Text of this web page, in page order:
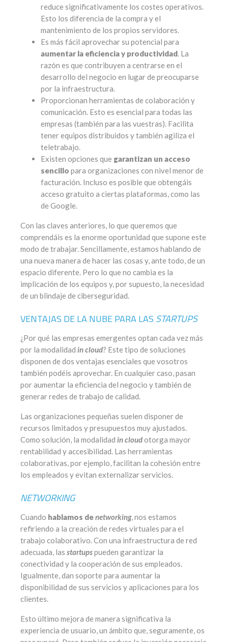
reduce significativamente los costes operativos.
Esto los diferencia de la compra y el
mantenimiento de los propios servidores.
Es más fácil aprovechar su potencial para
aumentar la eficiencia y productividad. La
razón es que contribuyen a centrarse en el
desarrollo del negocio en lugar de preocuparse
por la infraestructura.
Proporcionan herramientas de colaboración y
comunicación. Esto es esencial para todas las
empresas (también para las vuestras). Facilita
tener equipos distribuidos y también agiliza el
teletrabajo.
Existen opciones que garantizan un acceso
sencillo para organizaciones con nivel menor de
facturación. Incluso es posible que obtengáis
acceso gratuito a ciertas plataformas, como las
de Google.
Con las claves anteriores, lo que queremos que
comprendáis es la enorme oportunidad que supone este
modo de trabajar. Sencillamente, estamos hablando de
una nueva manera de hacer las cosas y, ante todo, de un
espacio diferente. Pero lo que no cambia es la
implicación de los equipos y, por supuesto, la necesidad
de un blindaje de ciberseguridad.
VENTAJAS DE LA NUBE PARA LAS STARTUPS
¿Por qué las empresas emergentes optan cada vez más
por la modalidad in cloud? Este tipo de soluciones
disponen de dos ventajas esenciales que vosotros
también podéis aprovechar. En cualquier caso, pasan
por aumentar la eficiencia del negocio y también de
generar redes de trabajo de calidad.
Las organizaciones pequeñas suelen disponer de
recursos limitados y presupuestos muy ajustados.
Como solución, la modalidad in cloudotorga mayor
rentabilidad y accesibilidad. Las herramientas
colaborativas, por ejemplo, facilitan la cohesión entre
los empleados y evitan externalizar servicios.
NETWORKING
Cuando hablamos denetworking, nos estamos
refiriendo a la creación de redes virtuales para el
trabajo colaborativo. Con una infraestructura de red
adecuada, las startupspueden garantizar la
conectividad y la cooperación de sus empleados.
Igualmente, dan soporte para aumentar la
disponibilidad de sus servicios y aplicaciones para los
clientes.
Esto último mejora de manera significativa la
experiencia de usuario, un ámbito que, seguramente, os